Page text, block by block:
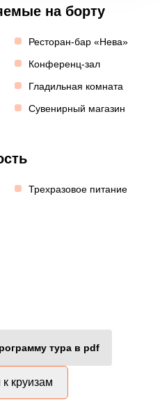
на борту
Ресторан-бар «Нева»
Конференц-зал
Гладильная комната
Сувенирный магазин
Трехразовое питание
тура в pdf
круизам